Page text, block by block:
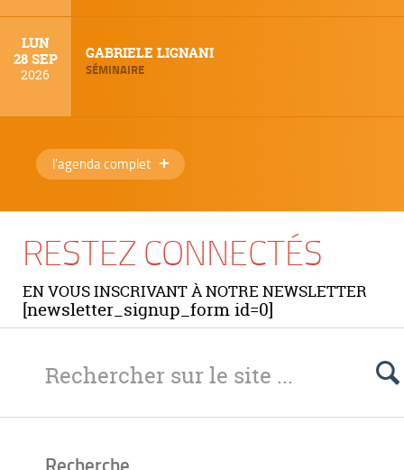
LUN
28 SEP
2026
GABRIELE LIGNANI
SÉMINAIRE
l'agenda complet
RESTEZ CONNECTÉS
EN VOUS INSCRIVANT À NOTRE NEWSLETTER
[newsletter_signup_form id=0]
Recherche